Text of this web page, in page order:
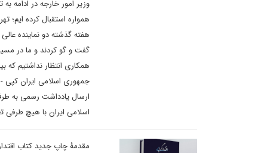
وزیر امور خارجه در ادامه
همواره استقبال کرده ایم؛
هفته گذشته دو نماینده
جمهوری اسلامی ایران کپی
ارسال یادداشت رسمی به
اسلامی ایران با هیچ طرفی
مقدمۀ چاپ جدید کتاب